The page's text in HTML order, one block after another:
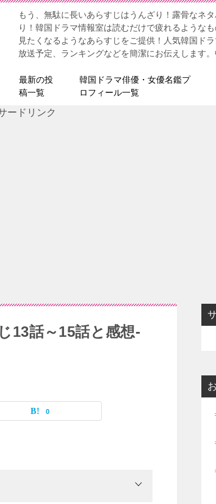
もう、無駄に長いあらすじはうんざり！露骨なネ
り！韓国ドラマ情報室は読むだけで疲れるような
見たくなるようなあらすじをご提供！人気韓国ド
放送予定、ランキングなどを簡潔にお伝えします。
最新の投
稿一覧
韓国ドラマ俳優・女優名鑑プ
ロフィール一覧
ードリンク
13話～15話と感想-
0